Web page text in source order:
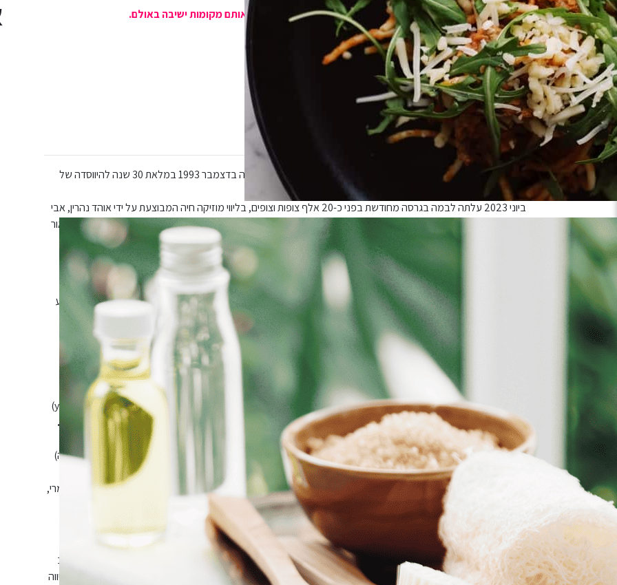
לקוחות יקרים, הכרטיסים שרכשתם יהיו תקפים לאותו יום בשבוע ולאותם מקומות ישיבה באולם.
להלן המועדים החדשים:
יום שבת 20.6.26 נדחה ל – יום שבת 12.12.26 בשעה 21:00
יום ב׳ 22.6.26 נדחה ל – יום ב׳ 14.12.26 בשעה 20:30
יום ג׳ 23.6.26 נדחה ל – יום ג׳ 15.12.26 בשעה 20:30
יום ד׳ 24.6.26 נדחה ל – יום ד׳ 16.12.26 בשעה 20:30
אנאפאזה, יצירתו של אוהד נהרין ללהקת מחול בת־שבע, עלתה לראשונה בדצמבר 1993 במלאת 30 שנה להיווסדה של
להקת מחול בת־שבע.
ביוני 2023 עלתה לבמה בגרסה מחודשת בפני כ-20 אלף צופות וצופים, בליווי מוזיקה חיה המבוצעת על ידי אוהד נהרין, אבי
בללי ודני מקוב (נקמת הטרקטור). לאור הצלחת סבב המופעים שבה היצירה לבמה בדצמבר 2024 לסבב נוסף, וכעת לאור
דרישת הקהל, תשוב לבמה למספר מופעים מוגבל בדצמבר 2026.
אנאפאזה המחודשת דומה לקודמותיה בהיקף ובאנרגיה, אך גם שונה בתכלית. היא נבראת בתוך מציאות צינית, אלימה
לצד היופי, הייצריות והאקסטטיות שמזוהים עימה, היא חורתת על דגלה מחאה. היא ריקוד עיקש בתוך מרחב שמאיים לבלוע
לתוכו את חירות המחשבה, הרוח והגוף.
היא רוקדת מעליה את שכרון הכוח, את השלהוב ואת רטוריקת השיסוע והקיטוב, ונאחזת בתקווה לשינוי ולאיחוי.
ציטוטים מביקורות:
(טל לוין, ynet)
“אנאפאזה 2023, מאת אוהד נהרין – היא מגה־אירוע: יצירה גרנדיוזית ושברירית שהכול רוטט בה ובה בעת יציב”.
(ענת זכריה, וואלה)
“אנאפאזה היא כל מה שאוהד נהרין הבטיח וקיים. בעוד 20 שנה, כולנו נרצה להגיד שהיינו שם”
(ענת זכריה, וואלה)
“תצוגה מפוארת ומרהיבה”(הגר בן יהודה, מעריב)
“אנאפאזה המחודשת מראה שאי אפשר לברוח מהמציאות, אבל כדאי לרוץ לקראתה חמושים בתקווה”(שני תמרי,
בביצוע רקדני הלהקה והאנסמבל
רקדני הלהקה: עמית בן-יש אברמוב, עדי בלומנרייך, אמיל ברוקמן, ירדן ברקת, אדיעומר גונזלס-קסטיו, ירדן זאנה, גילי יניב
אמודאי, לריסה ליונג, רואי מזוריק, אורי מנור, מאיה מרום, סיליא מרעי, סופיה פיקלובה, איגור פטשנצ’וק, ניית’ן צ’יפס, לונדיווה